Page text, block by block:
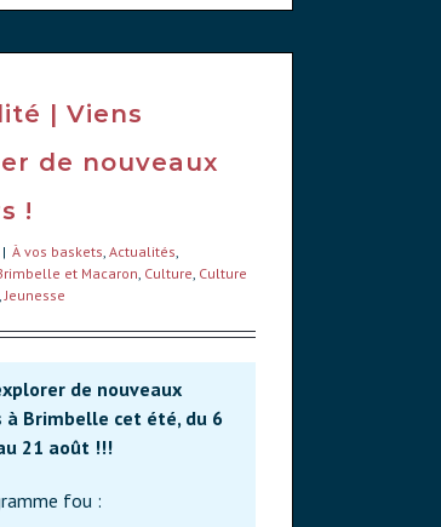
| Viens
de nouveaux
!
| À vos baskets, Actualités,
et Macaron, Culture, Culture
,Jeunesse
de nouveaux
à Brimbelle cet été, du 6
21 août !!!
fou :